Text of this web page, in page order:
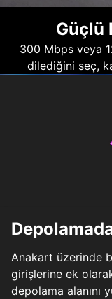
Güçlü
300 Mbps veya
dilediğini seç,
Anakart üzerinde
girişlerine ek
depolama alanını